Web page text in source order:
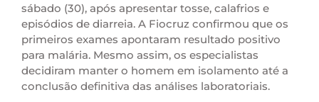
sábado (30), após apresentar tosse, calafrios e
episódios de diarreia. A Fiocruz confirmou que os
primeiros exames apontaram resultado positivo
para malária. Mesmo assim, os especialistas
decidiram manter o homem em isolamento até a
conclusão definitiva das análises laboratoriais.